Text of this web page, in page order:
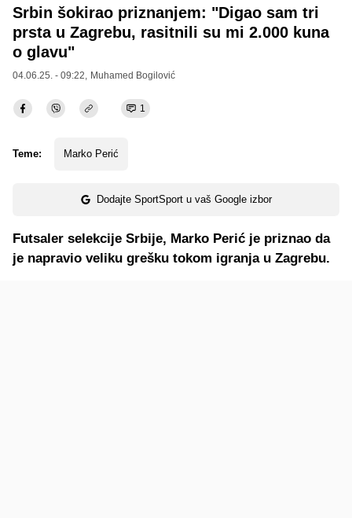
Srbin šokirao priznanjem: "Digao sam tri
prsta u Zagrebu, rasitnili su mi 2.000 kuna
o glavu"
04.06.25. - 09:22, Muhamed Bogilović
1
Teme: Marko Perić
Dodajte SportSport u vaš Google izbor
Futsaler selekcije Srbije, Marko Perić je priznao da
je napravio veliku grešku tokom igranja u Zagrebu.